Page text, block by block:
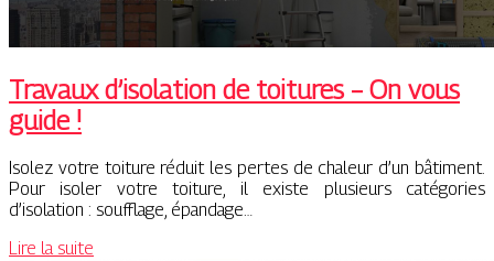
Travaux d’isolation de toitures – On vous
guide !
Isolez votre toiture réduit les pertes de chaleur d’un bâtiment.
Pour isoler votre toiture, il existe plusieurs catégories
d’isolation : soufflage, épandage…
Lire la suite